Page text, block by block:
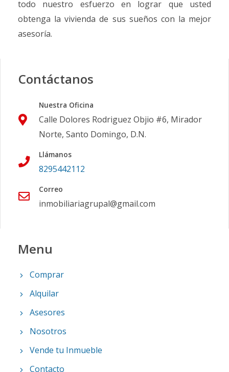
todo nuestro esfuerzo en lograr que usted
obtenga la vivienda de sus sueños con la mejor
asesoría.
Contáctanos
Nuestra Oficina
Calle Dolores Rodriguez Objio #6, Mirador
Norte, Santo Domingo, D.N.
Llámanos
8295442112
Correo
inmobiliariagrupal@gmail.com
Menu
Comprar
Alquilar
Asesores
Nosotros
Vende tu Inmueble
Contacto